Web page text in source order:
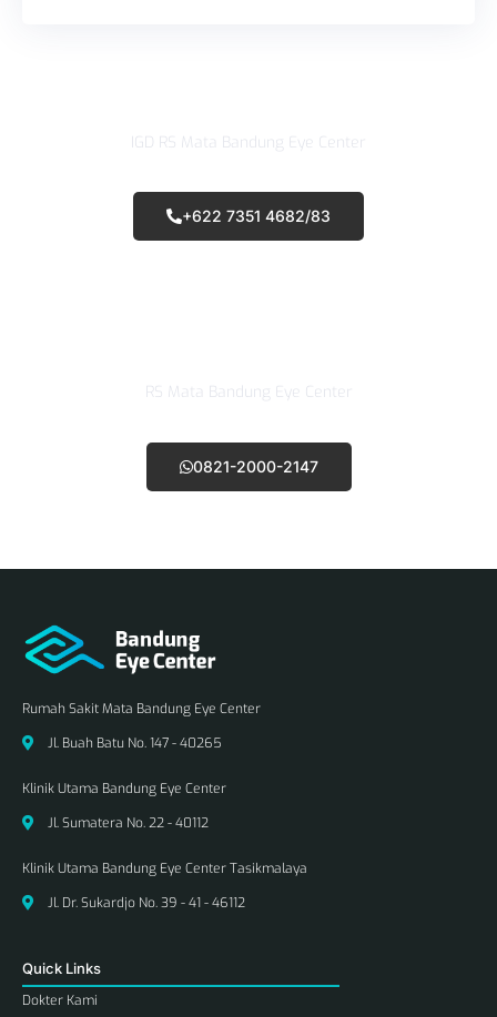
IGD RS Mata Bandung Eye Center
+622 7351 4682/83
RS Mata Bandung Eye Center
0821-2000-2147
Rumah Sakit Mata Bandung Eye Center
Jl. Buah Batu No. 147 - 40265
Klinik Utama Bandung Eye Center
Jl. Sumatera No. 22 - 40112
Klinik Utama Bandung Eye Center Tasikmalaya
Jl. Dr. Sukardjo No. 39 - 41 - 46112
Quick Links
Dokter Kami